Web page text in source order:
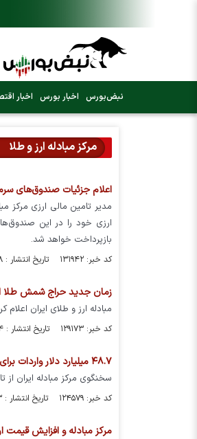
نبض‌بورس اخبار بورس اخبار
مرکز مبادله ارز و طلا
اعلام جزئیات صندوق‌های
مدیر تامین مالی ارزی مرکز
ارزی خود را در این
بازپرداخت خواهد شد.
کد خبر: ۱۳۱۹۴۲ تاریخ انتشار : ۱۴۰۵/۰۳/۲۸
زمان جدید حراج شمش طلا
مبادله ارز و طلای ایران اعلام کرد: یک‌صد
کد خبر: ۱۲۹۱۷۳ تاریخ انتشار : ۱۴۰۵/۰۲/۱۴
۴۸.۷ میلیارد دلار واردات برای چه کالاهایی است؟
سخنگوی مرکز مبادله ایران از تامین ارز ۴۸.۷ میلیارد دلاری برای واردات کالاهای مختلف کشور خبر داد که ۷۳
کد خبر: ۱۲۴۵۷۹ تاریخ انتشار : ۱۴۰۴/۱۱/۱۳
مرکز مبادله و افزایش قیمت